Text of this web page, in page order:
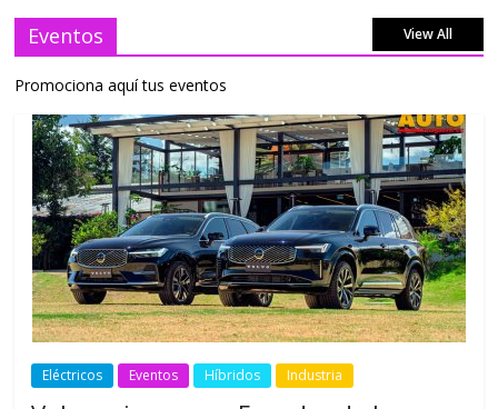
Eventos View All
Promociona aquí tus eventos
Eléctricos Eventos Híbridos Industria